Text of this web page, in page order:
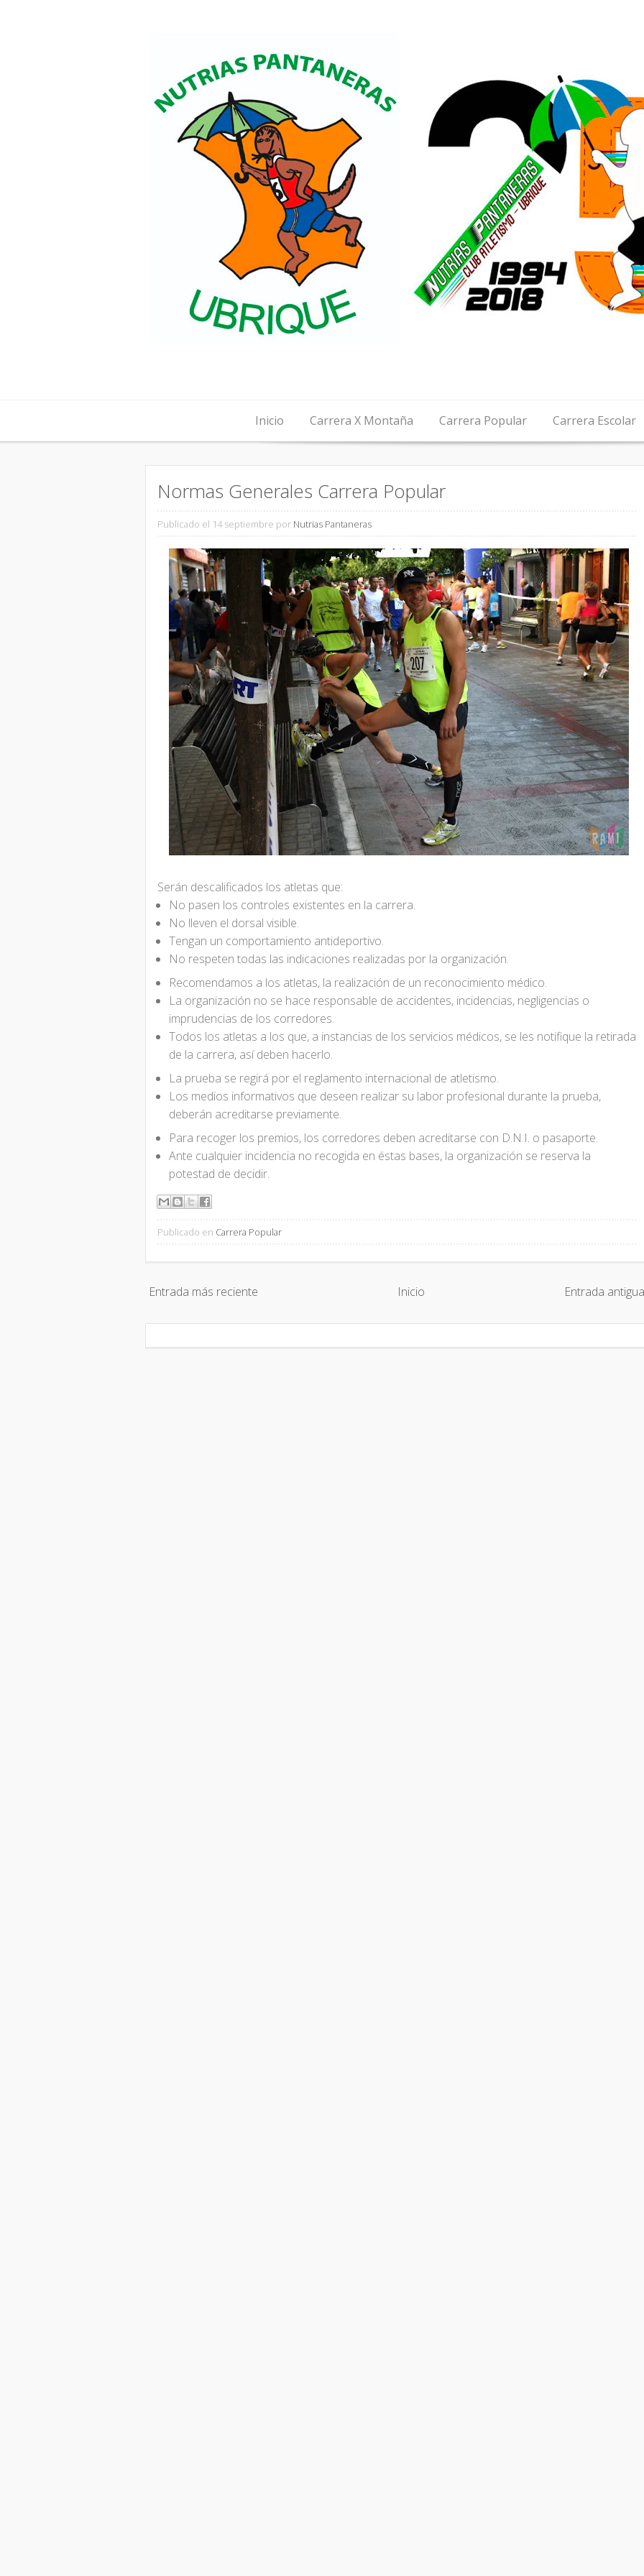
Inicio Carrera X Montaña Carrera Popular Carrera Escolar
Normas Generales Carrera Popular
Publicado el 14 septiembre por Nutrias Pantaneras
Serán descalificados los atletas que:
No pasen los controles existentes en la carrera.
No lleven el dorsal visible.
Tengan un comportamiento antideportivo.
No respeten todas las indicaciones realizadas por la organización.
Recomendamos a los atletas, la realización de un reconocimiento médico.
La organización no se hace responsable de accidentes, incidencias, negligencias o
imprudencias de los corredores.
Todos los atletas a los que, a instancias de los servicios médicos, se les notifique la retirada
de la carrera, así deben hacerlo.
La prueba se regirá por el reglamento internacional de atletismo.
Los medios informativos que deseen realizar su labor profesional durante la prueba,
deberán acreditarse previamente.
Para recoger los premios, los corredores deben acreditarse con D.N.I. o pasaporte.
Ante cualquier incidencia no recogida en éstas bases, la organización se reserva la
potestad de decidir.
Publicado en Carrera Popular
Entrada más reciente Entrada antigua
Inicio